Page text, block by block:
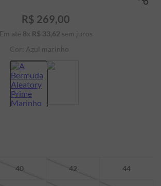
R$ 269,00
Em até 8x R$ 33,62 sem juros
Cor: Azul marinho
40 42 44
4
camiseta
5º
pima
6º